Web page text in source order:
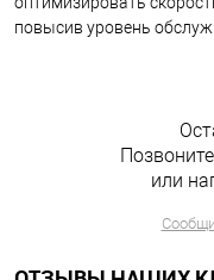
повысив уровень
или